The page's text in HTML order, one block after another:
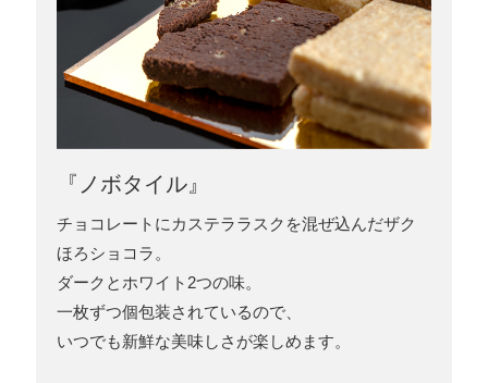
『ノボタイル』
チョコレートにカステララスクを混ぜ込んだザク
ほろショコラ。
ダークとホワイト2つの味。
一枚ずつ個包装されているので、
いつでも新鮮な美味しさが楽しめます。